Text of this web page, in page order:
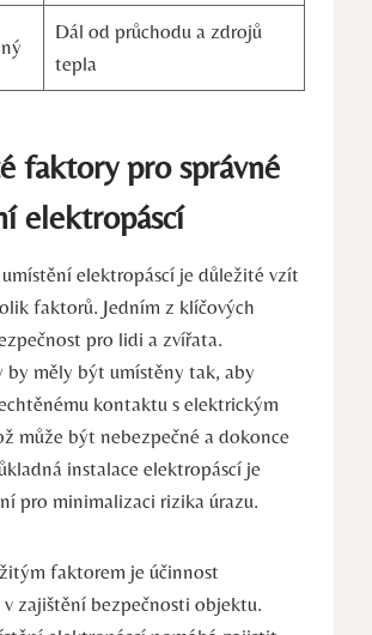
Dál od průchodu a zdrojů
tepla
faktory pro správné
elektropáscí
umístění elektropáscí je důležité vzít
faktorů. Jedním z klíčových
pro lidi a zvířata.
by měly být umístěny tak, aby
kontaktu s elektrickým
může být nebezpečné a dokonce
instalace elektropáscí je
pro minimalizaci rizika úrazu.
faktorem je účinnost
zajištění bezpečnosti objektu.